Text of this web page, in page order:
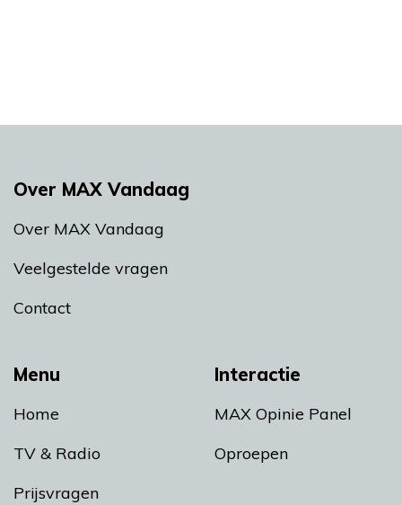
Menu
Home
TV & Radio
Prijsvragen
Interactie
MAX Opinie Panel
Oproepen
Over MAX Vandaag
Over MAX Vandaag
Veelgestelde vragen
Contact